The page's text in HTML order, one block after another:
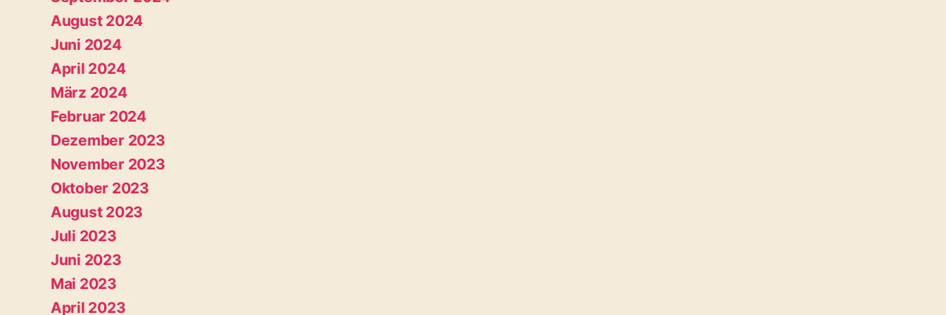
August 2024
Juni 2024
April 2024
März 2024
Februar 2024
Dezember 2023
November 2023
Oktober 2023
August 2023
Juli 2023
Juni 2023
Mai 2023
April 2023